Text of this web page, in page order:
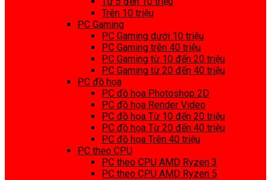
Trên 10 triệu
PC Gaming
PC Gaming dưới 10 triệu
PC Gaming trên 40 triệu
PC Gaming từ 10 đến 20 triệu
PC Gaming từ 20 đến 40 triệu
PC đồ họa
PC đồ họa Photoshop 2D
PC đồ họa Render Video
PC đồ họa Từ 10 đến 20 triệu
PC đồ họa Từ 20 đến 40 triệu
PC đồ họa Trên 40 triệu
PC theo CPU
PC theo CPU AMD Ryzen 3
PC theo CPU AMD Ryzen 5